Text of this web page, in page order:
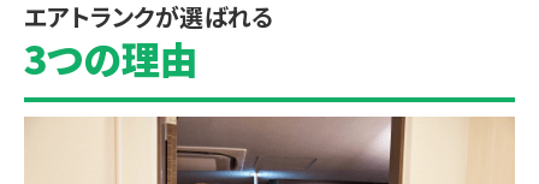
エアトランクが選ばれる
3つの理由